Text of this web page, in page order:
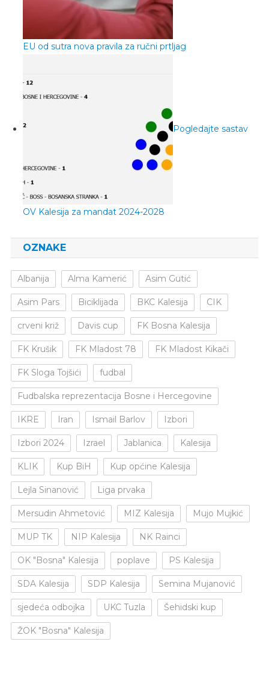
EU od sutra nova pravila za ručni prtljag
Pogledajte sastav
OV Kalesija za mandat 2024-2028
OZNAKE
Albanija Alma Kamerić Asim Gutić
Asim Pars Biciklijada BKC Kalesija CIK
crveni križ Davis cup FK Bosna Kalesija
FK Krušik FK Mladost 78 FK Mladost Kikači
FK Sloga Tojšići fudbal
Fudbalska reprezentacija Bosne i Hercegovine
IKRE Iran Ismail Barlov Izbori
Izbori 2024 Izrael Jablanica Kalesija
KLIK Kup BiH Kup općine Kalesija
Lejla Sinanović Liga prvaka
Mersudin Ahmetović MIZ Kalesija Mujo Mujkić
MUP TK NIP Kalesija NK Rainci
OK "Bosna" Kalesija poplave PS Kalesija
SDA Kalesija SDP Kalesija Semina Mujanović
sjedeća odbojka UKC Tuzla Šehidski kup
ŽOK "Bosna" Kalesija